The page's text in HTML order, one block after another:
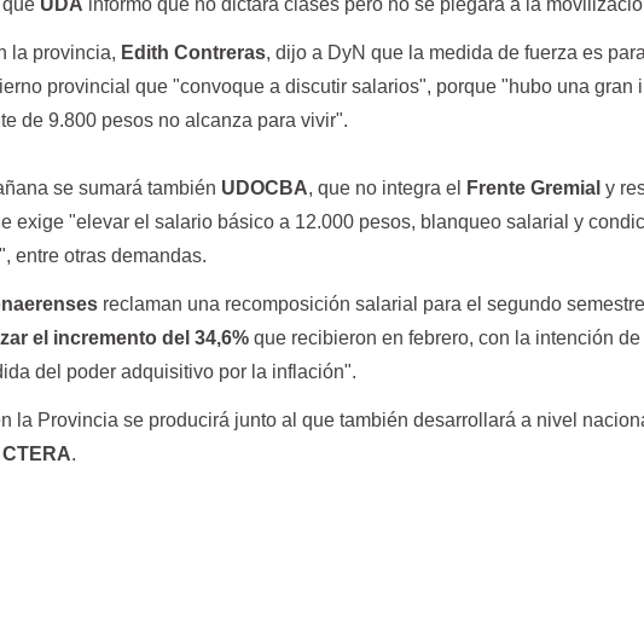
la provincia, Edith Contreras, dijo a DyN que la medida de fuerza es
provincial que "convoque a discutir salarios", porque "hubo una gran
de 9.800 pesos no alcanza para vivir".
se sumará también UDOCBA, que no integra el Frente Gremial y
exige "elevar el salario básico a 12.000 pesos, blanqueo salarial y
entre otras demandas.
reclaman una recomposición salarial para el segundo
el incremento del 34,6% que recibieron en febrero, con la intención de
del poder adquisitivo por la inflación".
la Provincia se producirá junto al que también desarrollará a nivel
CTERA.